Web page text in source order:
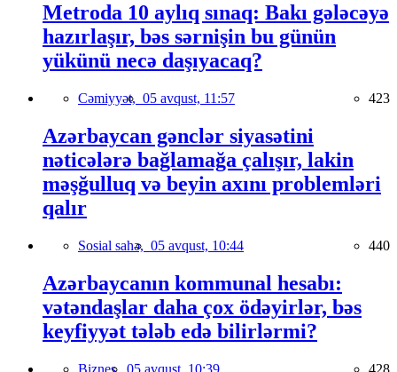
Metroda 10 aylıq sınaq: Bakı gələcəyə
hazırlaşır, bəs sərnişin bu günün
yükünü necə daşıyacaq?
Cəmiyyət, 05 avqust, 11:57 423
Azərbaycan gənclər siyasətini
nəticələrə bağlamağa çalışır, lakin
məşğulluq və beyin axını problemləri
qalır
Sosial sahə, 05 avqust, 10:44 440
Azərbaycanın kommunal hesabı:
vətəndaşlar daha çox ödəyirlər, bəs
keyfiyyət tələb edə bilirlərmi?
Biznes, 05 avqust, 10:39 428